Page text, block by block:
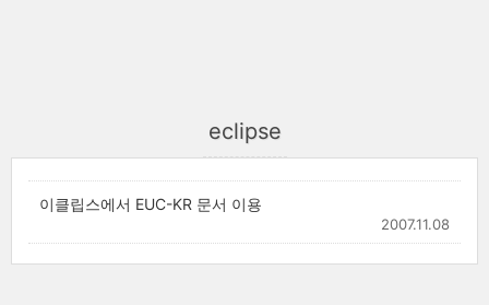
eclipse
이클립스에서 EUC-KR 문서 이용
2007.11.08